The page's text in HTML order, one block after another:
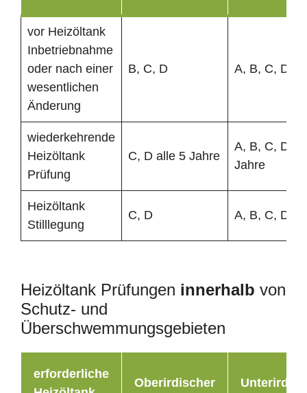
vor Heizöltank
Inbetriebnahme
oder nach einer
wesentlichen
Änderung
B, C, D A, B, C, D
wiederkehrende
Heizöltank
Prüfung
C, D alle 5 Jahre
A, B, C, D
Jahre
Heizöltank
Stilllegung
C, D A, B, C, D
Heizöltank Prüfungen innerhalb von
Schutz- und
Überschwemmungsgebieten
erforderliche
Oberirdischer